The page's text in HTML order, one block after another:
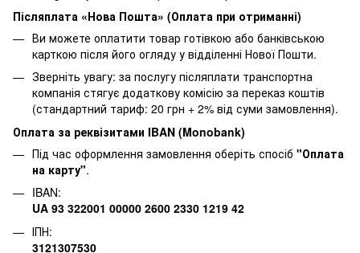
Післяплата «Нова Пошта» (Оплата при отриманні)
Ви можете оплатити товар готівкою або банківською
карткою після його огляду у відділенні Нової Пошти.
Зверніть увагу: за послугу післяплати транспортна
компанія стягує додаткову комісію за переказ коштів
(стандартний тариф: 20 грн + 2% від суми замовлення).
Оплата за реквізитами IBAN (Monobank)
Під час оформлення замовлення оберіть спосіб "Оплата
на карту".
IBAN:
UA 93 322001 00000 2600 2330 1219 42
ІПН:
3121307530